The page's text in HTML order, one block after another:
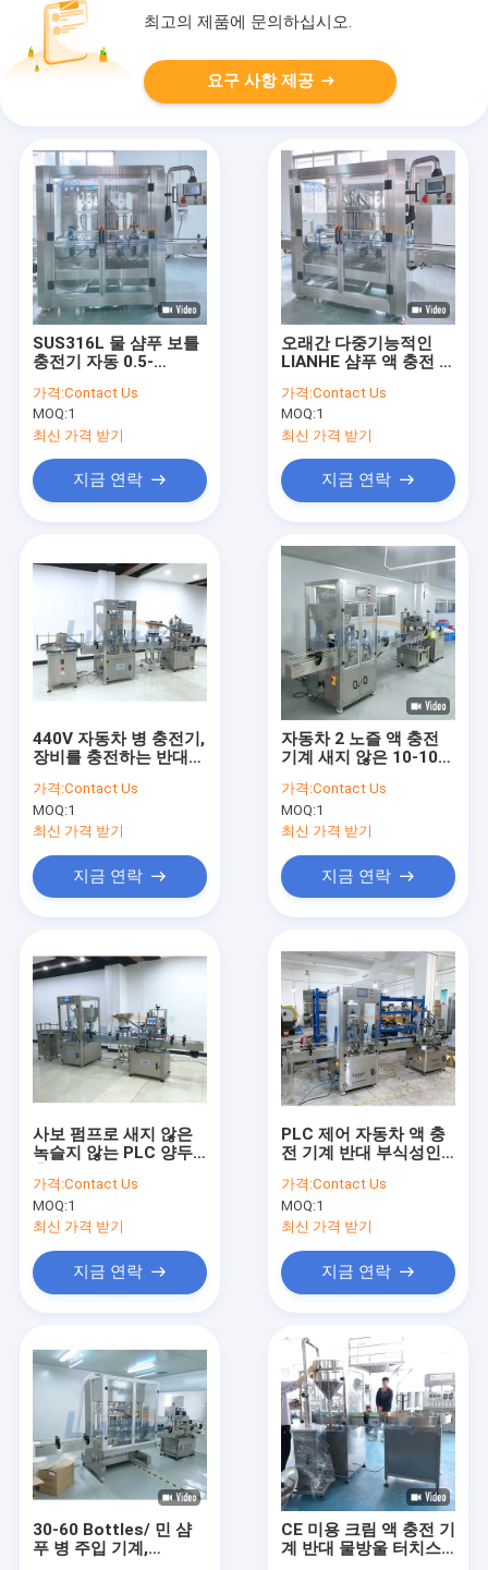
제품
우리에 대하여
공장 여행
뉴스
인용문을 요구하세요
진공 유화제 믹서
균질기 유화제 믹서
고 전단 유화제 믹서
액체 충전 기계
최고의 제품에 문의하십시오.
요구 사항 제공
SUS316L 물 샴푸 보틀
충전기 자동 0.5-
가격:Contact Us
MOQ:1
최신 가격 받기
지금 연락
오래간 다중기능적인
LIANHE 샴푸 액 충전 기
가격:Contact Us
MOQ:1
최신 가격 받기
지금 연락
440V 자동차 병 충전기,
장비를 충전하는 반대
가격:Contact Us
MOQ:1
최신 가격 받기
지금 연락
자동차 2 노즐 액 충전
기계 새지 않은 10-100
가격:Contact Us
MOQ:1
최신 가격 받기
지금 연락
사보 펌프로 새지 않은
녹슬지 않는 PLC 양두
가격:Contact Us
MOQ:1
최신 가격 받기
지금 연락
PLC 제어 자동차 액 충
전 기계 반대 부식성인
가격:Contact Us
MOQ:1
최신 가격 받기
지금 연락
30-60 Bottles/ 민 샴
푸 병 주입 기계,
CE 미용 크림 액 충전 기
계 반대 물방울 터치스